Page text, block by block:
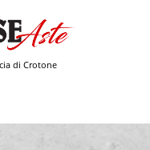
di Crotone